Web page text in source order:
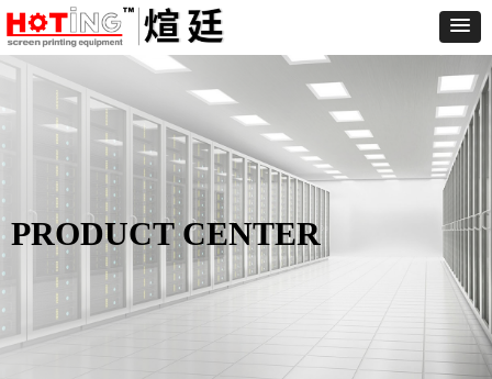
PRODUCT CENTER